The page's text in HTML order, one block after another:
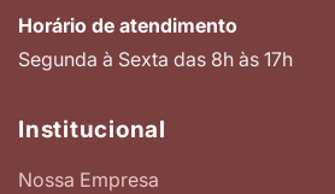
Horário de atendimento
Segunda à Sexta das 8h às 17h
Institucional
Nossa Empresa